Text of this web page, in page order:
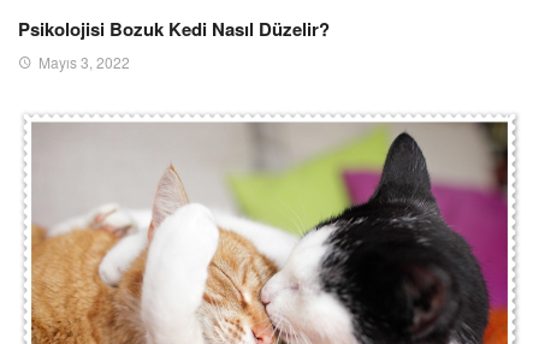
Psikolojisi Bozuk Kedi Nasıl Düzelir?
Mayıs 3, 2022